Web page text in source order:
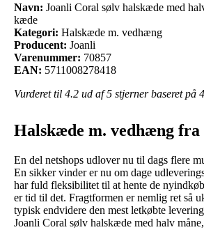
Navn: Joanli Coral sølv halskæde med
kæde
Kategori: Halskæde m. vedhæng
Producent: Joanli
Varenummer: 70857
EAN: 5711008278418
Vurderet til 4.2 ud af 5 stjerner baseret på
Halskæde m. vedhæng fra
En del netshops udlover nu til dags flere
En sikker vinder er nu om dage
har fuld fleksibilitet til at hente de
er tid til det. Fragtformen er nemlig ret så
typisk endvidere den mest letkøbte
Joanli Coral sølv halskæde med halv